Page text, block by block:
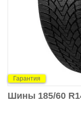
Гарантия
Шины 185/60